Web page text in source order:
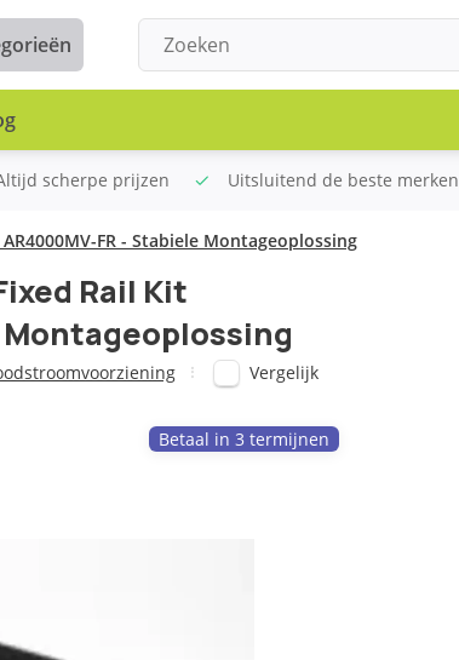
scherpe prijzen Uitsluitend de beste merken
FR - Stabiele Montageoplossing
Rail Kit
Vergelijk
Betaal in 3 termijnen